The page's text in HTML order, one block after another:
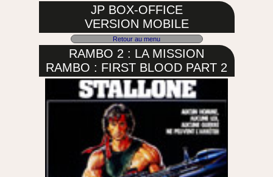
JP BOX-OFFICE
VERSION MOBILE
Retour au menu
RAMBO 2 : LA MISSION
RAMBO : FIRST BLOOD PART 2